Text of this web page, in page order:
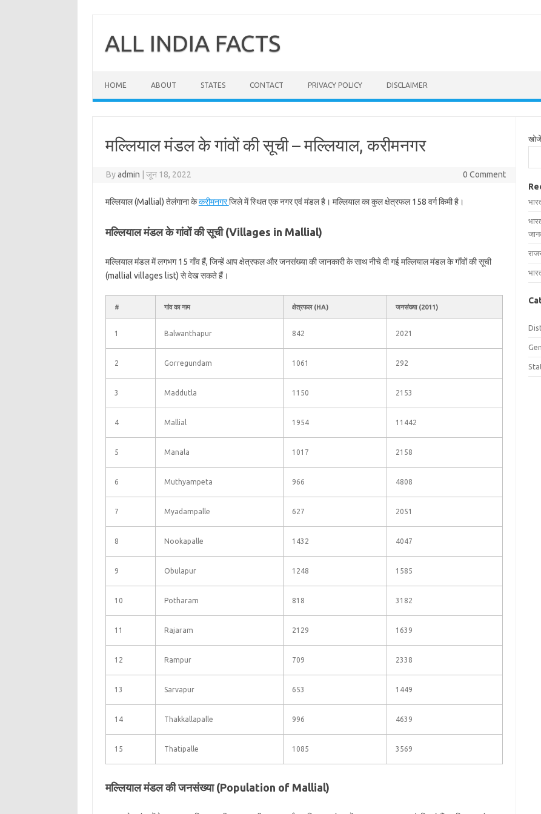
contentALL INDIA FACTS
HOME ABOUT STATES CONTACT PRIVACY POLICY DISCLAIMER
मल्लियाल मंडल के गांवों की सूची – मल्लियाल, करीमनगर
Byadmin जून 18, 2022 0 Comment
मल्लियाल (Mallial) तेलंगाना केकरीमनगरजिले में स्थित एक नगर एवं मंडल है। मल्लियाल का कुल क्षेत्रफल 158 वर्ग किमी है।
मल्लियाल मंडल के गांवों की सूची (Villages in Mallial)
मल्लियाल मंडल में लगभग 15 गाँव हैं, जिन्हें आप क्षेत्रफल और जनसंख्या की जानकारी के साथ नीचे दी गई मल्लियाल मंडल के गाँवों की सूची
(mallial villages list) से देख सकते हैं।
# गांव का नाम क्षेत्रफल (HA) जनसंख्या (2011)
1 Balwanthapur 842 2021
2 Gorregundam 1061 292
3 Maddutla 1150 2153
4 Mallial 1954 11442
5 Manala 1017 2158
6 Muthyampeta 966 4808
7 Myadampalle 627 2051
8 Nookapalle 1432 4047
9 Obulapur 1248 1585
10 Potharam 818 3182
11 Rajaram 2129 1639
12 Rampur 709 2338
13 Sarvapur 653 1449
14 Thakkallapalle 996 4639
15 Thatipalle 1085 3569
मल्लियाल मंडल की जनसंख्या (Population of Mallial)